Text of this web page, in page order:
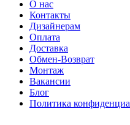
О нас
Контакты
Дизайнерам
Оплата
Доставка
Обмен-Возврат
Монтаж
Вакансии
Блог
Политика